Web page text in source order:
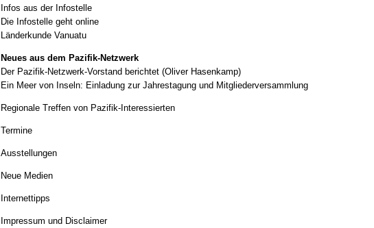
Infos aus der Infostelle
Die Infostelle geht online
Länderkunde Vanuatu
Neues aus dem Pazifik-Netzwerk
Der Pazifik-Netzwerk-Vorstand berichtet (Oliver Hasenkamp)
Ein Meer von Inseln: Einladung zur Jahrestagung und Mitgliederversammlung
Regionale Treffen von Pazifik-Interessierten
Termine
Ausstellungen
Neue Medien
Internettipps
Impressum und Disclaimer